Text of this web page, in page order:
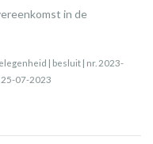
in de
| besluit | nr. 2023-
25-07-2023